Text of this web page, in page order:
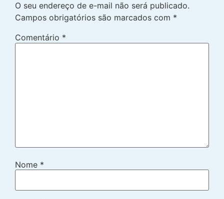
O seu endereço de e-mail não será publicado.
Campos obrigatórios são marcados com *
Comentário *
Nome *